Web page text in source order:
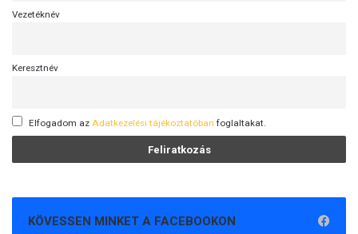
Vezetéknév
Keresztnév
Elfogadom az Adatkezelési tájékoztatóban foglaltakat.
KÖVESSEN MINKET A FACEBOOKON